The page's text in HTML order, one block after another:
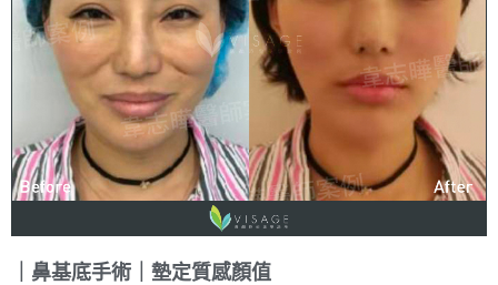
｜鼻基底手術｜墊定質感顏值